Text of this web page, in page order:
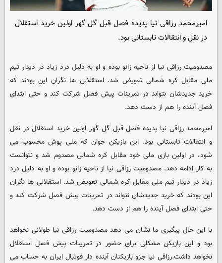
امیرمحمد رزاقی نیا پدیده فصل قبل گل گهر اولین خرید استقلال
در نقل و انتقالات تابستانی بود.
مصدومیت رزاقی نیا از ناحیه زانو بوده و او به دلیل درد زیاد در دیدار تیم
ملی مقابل کره شمالی تعویض شد. استقلالی ها نگران این بودند که
خرید جدیدشان نتواند در تمرینات پیش فصل شرکت کند و حتی ابتدای
فصل آینده را هم از دست دهد.
امیرمحمد رزاقی نیا پدیده فصل قبل گل گهر اولین خرید استقلال در نقل
و انتقالات تابستانی بود. این بازیکن جوان که ملی پوش محسوب می
شود، در اولین بازی ملی خود مقابل کره شمالی مصدوم شد و نتوانست
به کار ادامه دهد. مصدومیت رزاقی نیا از ناحیه زانو بوده و او به دلیل درد
زیاد در دیدار تیم ملی مقابل کره شمالی تعویض شد. استقلالی ها نگران
این بودند که خرید جدیدشان نتواند در تمرینات پیش فصل شرکت کند و
حتی ابتدای فصل آینده را هم از دست دهد.
با این حال پیگیری ما نشان می دهد مصدومیت رزاقی نیا طولانی نخواهد
بود و این بازیکن مشکلی برای حضور در تمرینات پیش فصل استقلال
نخواهد داشت.رزاقی نیا جزو بازیکنان آینده دار فوتبال ایران به حساب می